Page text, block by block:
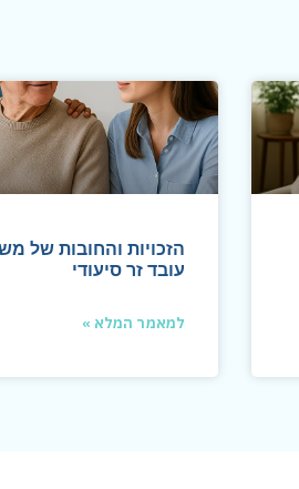
הזכויות והחובות של
עובד זר סיעודי
למאמר המלא »